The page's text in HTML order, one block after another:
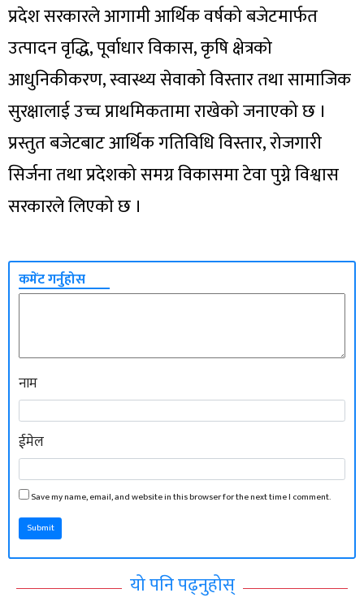
प्रदेश सरकारले आगामी आर्थिक वर्षको बजेटमार्फत
उत्पादन वृद्धि, पूर्वाधार विकास, कृषि क्षेत्रको
आधुनिकीकरण, स्वास्थ्य सेवाको विस्तार तथा सामाजिक
सुरक्षालाई उच्च प्राथमिकतामा राखेको जनाएको छ ।
प्रस्तुत बजेटबाट आर्थिक गतिविधि विस्तार, रोजगारी
सिर्जना तथा प्रदेशको समग्र विकासमा टेवा पुग्ने विश्वास
सरकारले लिएको छ ।
कमेंट गर्नुहोस
नाम
ईमेल
Save my name, email, and website in this browser for the next time I comment.
Submit
यो पनि पढ्नुहोस्